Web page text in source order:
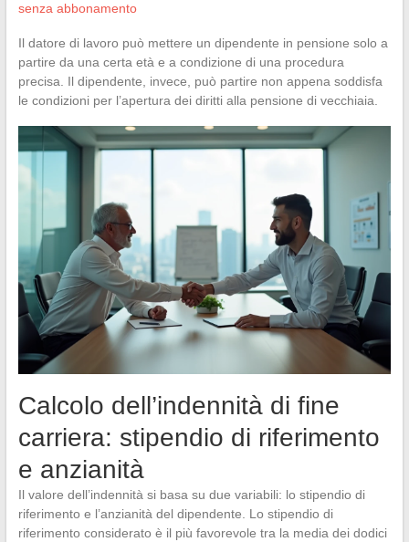
senza abbonamento
Il datore di lavoro può mettere un dipendente in pensione solo a
partire da una certa età e a condizione di una procedura
precisa. Il dipendente, invece, può partire non appena soddisfa
le condizioni per l’apertura dei diritti alla pensione di vecchiaia.
Calcolo dell’indennità di fine
carriera: stipendio di riferimento
e anzianità
Il valore dell’indennità si basa su due variabili: lo stipendio di
riferimento e l’anzianità del dipendente. Lo stipendio di
riferimento considerato è il più favorevole tra la media dei dodici